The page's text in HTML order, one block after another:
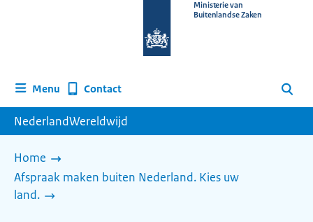
homepage
Ministerie van
Buitenlandse Zaken
Menu Contact Zoeken
NederlandWereldwijd
Home
Afspraak maken buiten Nederland. Kies uw
land.